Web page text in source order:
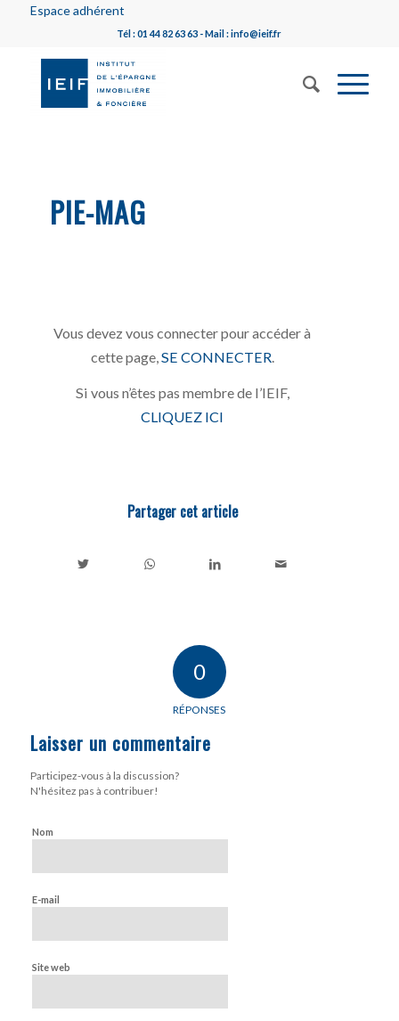
Espace adhérent
Tél : 01 44 82 63 63 - Mail : info@ieif.fr
PIE-MAG
Vous devez vous connecter pour accéder à
cette page, SE CONNECTER
Si vous n’êtes pas membre de l’IEIF,
CLIQUEZ ICI
Partager cet article
0
RÉPONSES
Laisser un commentaire
Participez-vous à la discussion?
N'hésitez pas à contribuer!
Nom
E-mail
Site web